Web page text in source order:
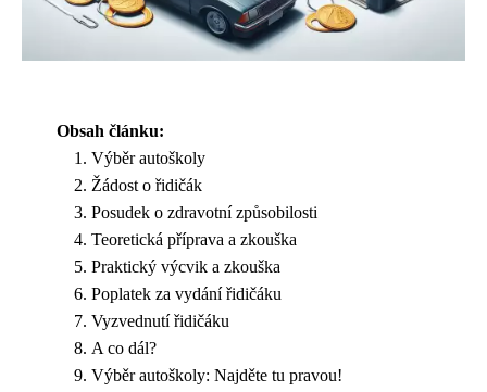
Obsah článku:
Výběr autoškoly
Žádost o řidičák
Posudek o zdravotní způsobilosti
Teoretická příprava a zkouška
Praktický výcvik a zkouška
Poplatek za vydání řidičáku
Vyzvednutí řidičáku
A co dál?
Výběr autoškoly: Najděte tu pravou!